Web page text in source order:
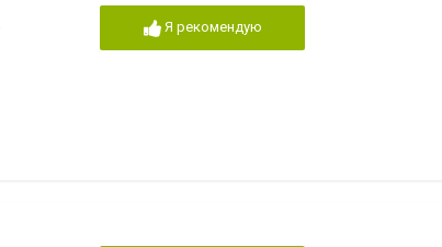
Я рекомендую